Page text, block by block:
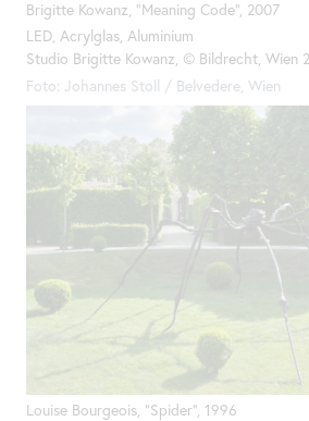
Brigitte Kowanz, "Meaning Code", 2007
LED, Acrylglas, Aluminium
Studio Brigitte Kowanz, © Bildrecht, Wien
Foto: Johannes Stoll / Belvedere, Wien
Louise Bourgeois, "Spider", 1996